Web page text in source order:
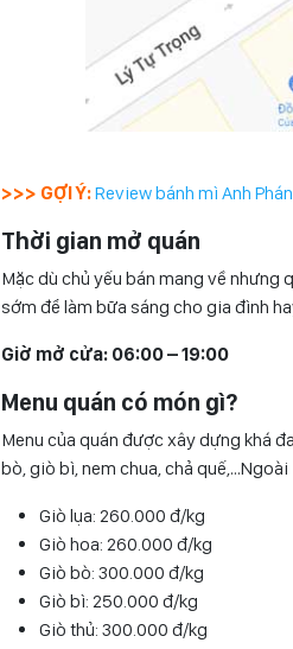
>>> GỢI Ý:Review bánh mì Anh
Thời gian mở quán
Mặc dù chủ yếu bán mang về nhưng
sớm để làm bữa sáng cho gia đình
Giờ mở cửa: 06:00 – 19:00
Menu quán có món gì?
Menu của quán được xây dựng khá
bò, giò bì, nem chua, chả
Giò lụa: 260.000 đ/kg
Giò hoa: 260.000 đ/kg
Giò bò: 300.000 đ/kg
Giò bì: 250.000 đ/kg
Giò thủ: 300.000 đ/kg